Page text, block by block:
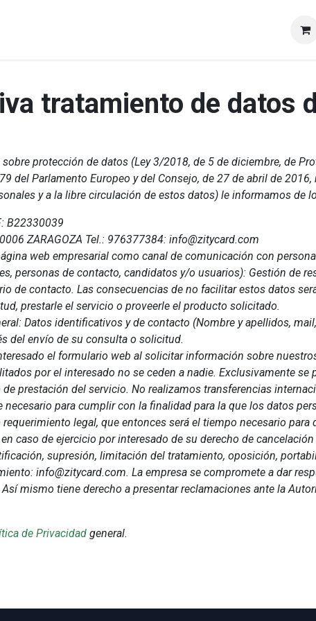
tratamiento de datos
protección de datos (Ley 3/2018, de 5 de diciembre, de
del Parlamento Europeo y del Consejo, de 27 de abril de
y a la libre circulación de estos datos) le informamos de
B22330039
ZARAGOZA Tel.: 976377384: info@zitycard.com
web empresarial como canal de comunicación con
personas de contacto, candidatos y/o usuarios): Gestión de
de contacto. Las consecuencias de no facilitar estos datos
prestarle el servicio o proveerle el producto solicitado.
Datos identificativos y de contacto (Nombre y apellidos,
del envío de su consulta o solicitud.
el formulario web al solicitar información sobre
por el interesado no se ceden a nadie. Exclusivamente
prestación del servicio. No realizamos transferencias
necesario para cumplir con la finalidad para la que los datos
legal, que entonces será el tiempo necesario
caso de ejercicio por interesado de su derecho de
supresión, limitación del tratamiento, oposición,
info@zitycard.com. La empresa se compromete a dar
mismo tiene derecho a presentar reclamaciones ante la
de Privacidad general.